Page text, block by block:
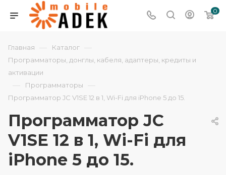
0
Главная — Каталог —
Программаторы, донглы, кабеля, адаптеры, кредиты и
активации
— Программаторы —
Программатор JC V1SE 12 в 1, Wi-Fi для iPhone 5 до 15.
Программатор JC
V1SE 12 в 1, Wi-Fi для
iPhone 5 до 15.